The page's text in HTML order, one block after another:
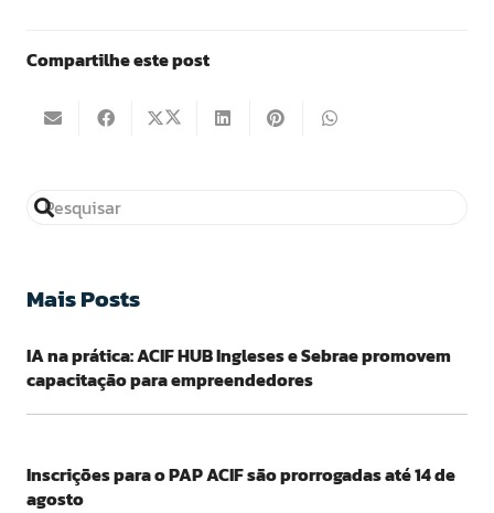
Compartilhe este post
Mais Posts
IA na prática: ACIF HUB Ingleses e Sebrae promovem
capacitação para empreendedores
Inscrições para o PAP ACIF são prorrogadas até 14 de
agosto